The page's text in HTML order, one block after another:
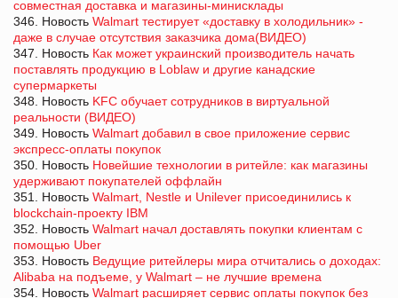
совместная доставка и магазины-минисклады
346. Новость Walmart тестирует «доставку в холодильник» -
даже в случае отсутствия заказчика дома(ВИДЕО)
347. Новость Как может украинский производитель начать
поставлять продукцию в Loblaw и другие канадские
супермаркеты
348. Новость KFC обучает сотрудников в виртуальной
реальности (ВИДЕО)
349. Новость Walmart добавил в свое приложение сервис
экспресс-оплаты покупок
350. Новость Новейшие технологии в ритейле: как магазины
удерживают покупателей оффлайн
351. Новость Walmart, Nestle и Unilever присоединились к
blockchain-проекту IBM
352. Новость Walmart начал доставлять покупки клиентам с
помощью Uber
353. Новость Ведущие ритейлеры мира отчитались о доходах:
Alibaba на подъеме, у Walmart – не лучшие времена
354. Новость Walmart расширяет сервис оплаты покупок без